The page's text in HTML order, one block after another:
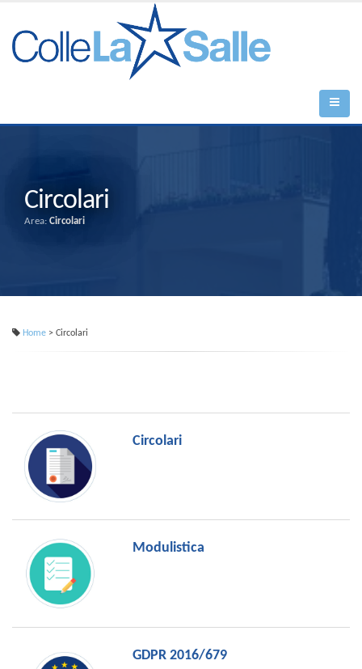
Circolari
Area: Circolari
Home > Circolari
Circolari
Modulistica
GDPR 2016/679